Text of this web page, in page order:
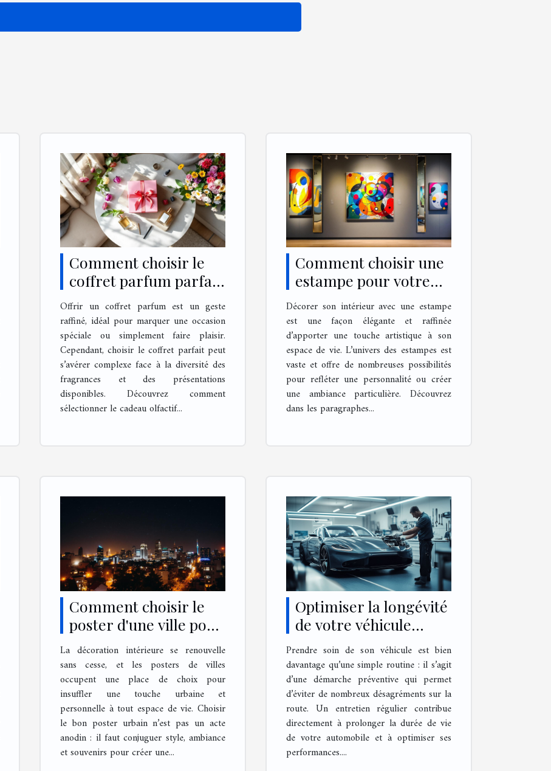
Comment choisir le
coffret parfum parfait
pour offrir ?
Offrir un coffret parfum est un geste
raffiné, idéal pour marquer une occasion
spéciale ou simplement faire plaisir.
Cependant, choisir le coffret parfait peut
s’avérer complexe face à la diversité des
fragrances et des présentations
disponibles. Découvrez comment
sélectionner le cadeau olfactif...
Comment choisir une
estampe pour votre
intérieur ?
Décorer son intérieur avec une estampe
est une façon élégante et raffinée
d’apporter une touche artistique à son
espace de vie. L’univers des estampes est
vaste et offre de nombreuses possibilités
pour refléter une personnalité ou créer
une ambiance particulière. Découvrez
dans les paragraphes...
Comment choisir le
poster d'une ville pour
sa décoration
intérieure ?
La décoration intérieure se renouvelle
sans cesse, et les posters de villes
occupent une place de choix pour
insuffler une touche urbaine et
personnelle à tout espace de vie. Choisir
le bon poster urbain n’est pas un acte
anodin : il faut conjuguer style, ambiance
et souvenirs pour créer une...
Optimiser la longévité
de votre véhicule
grâce à un entretien
régulier
Prendre soin de son véhicule est bien
davantage qu’une simple routine : il s’agit
d’une démarche préventive qui permet
d’éviter de nombreux désagréments sur la
route. Un entretien régulier contribue
directement à prolonger la durée de vie
de votre automobile et à optimiser ses
performances....